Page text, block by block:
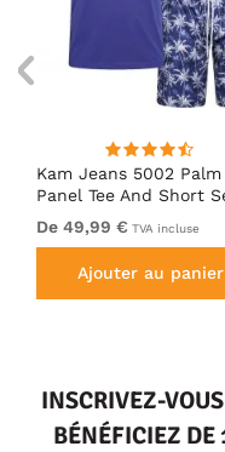
Kam Jeans 5002 Palm
Panel Tee And Short
Electric Blue
De 49,99 € TVA incluse
Ajouter au panier
INSCRIVEZ-
BÉNÉFICIEZ DE